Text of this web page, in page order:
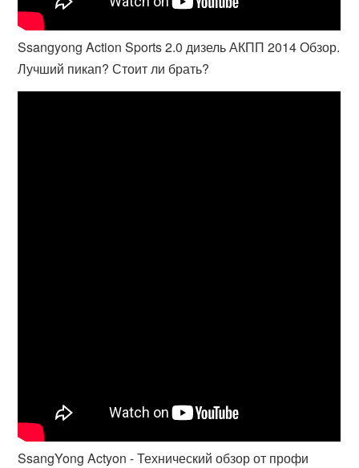
Ssangyong Action Sports 2.0 дизель АКПП 2014 Обзор.
Лучший пикап? Стоит ли брать?
SsangYong Actyon - Технический обзор от профи